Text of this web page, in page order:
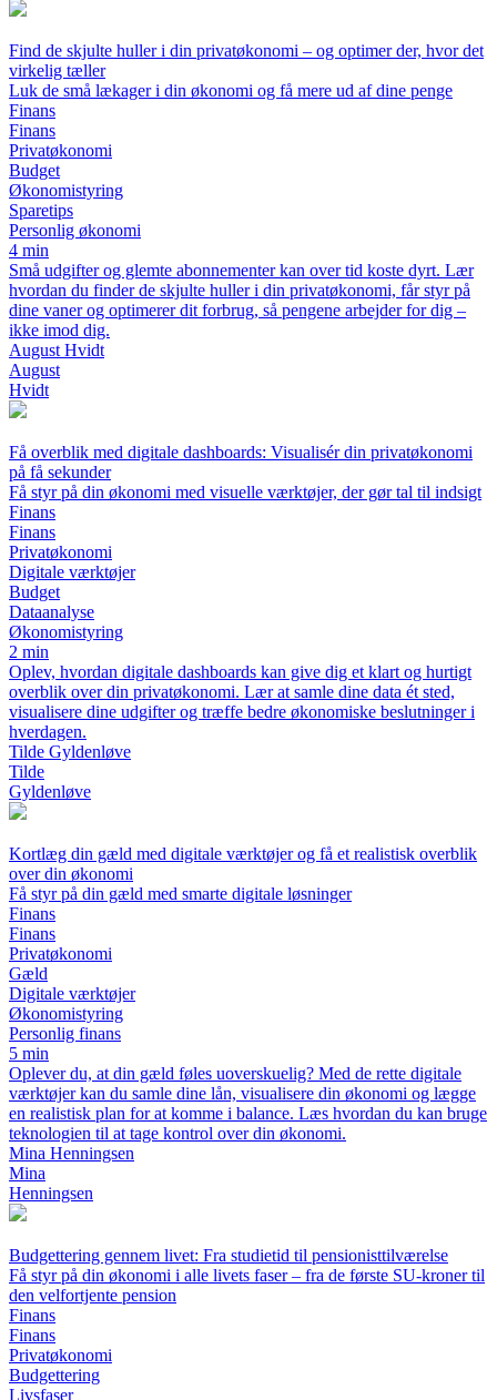
Find de skjulte huller i din privatøkonomi – og optimer der, hvor det
virkelig tæller
Luk de små lækager i din økonomi og få mere ud af dine penge
Finans
Finans
Privatøkonomi
Budget
Økonomistyring
Sparetips
Personlig økonomi
4 min
Små udgifter og glemte abonnementer kan over tid koste dyrt. Lær
hvordan du finder de skjulte huller i din privatøkonomi, får styr på
dine vaner og optimerer dit forbrug, så pengene arbejder for dig –
ikke imod dig.
August Hvidt
August
Hvidt
Få overblik med digitale dashboards: Visualisér din privatøkonomi
på få sekunder
Få styr på din økonomi med visuelle værktøjer, der gør tal til indsigt
Finans
Finans
Privatøkonomi
Digitale værktøjer
Budget
Dataanalyse
Økonomistyring
2 min
Oplev, hvordan digitale dashboards kan give dig et klart og hurtigt
overblik over din privatøkonomi. Lær at samle dine data ét sted,
visualisere dine udgifter og træffe bedre økonomiske beslutninger i
hverdagen.
Tilde Gyldenløve
Tilde
Gyldenløve
Kortlæg din gæld med digitale værktøjer og få et realistisk overblik
over din økonomi
Få styr på din gæld med smarte digitale løsninger
Finans
Finans
Privatøkonomi
Gæld
Digitale værktøjer
Økonomistyring
Personlig finans
5 min
Oplever du, at din gæld føles uoverskuelig? Med de rette digitale
værktøjer kan du samle dine lån, visualisere din økonomi og lægge
en realistisk plan for at komme i balance. Læs hvordan du kan bruge
teknologien til at tage kontrol over din økonomi.
Mina Henningsen
Mina
Henningsen
Budgettering gennem livet: Fra studietid til pensionisttilværelse
Få styr på din økonomi i alle livets faser – fra de første SU-kroner til
den velfortjente pension
Finans
Finans
Privatøkonomi
Budgettering
Livsfaser